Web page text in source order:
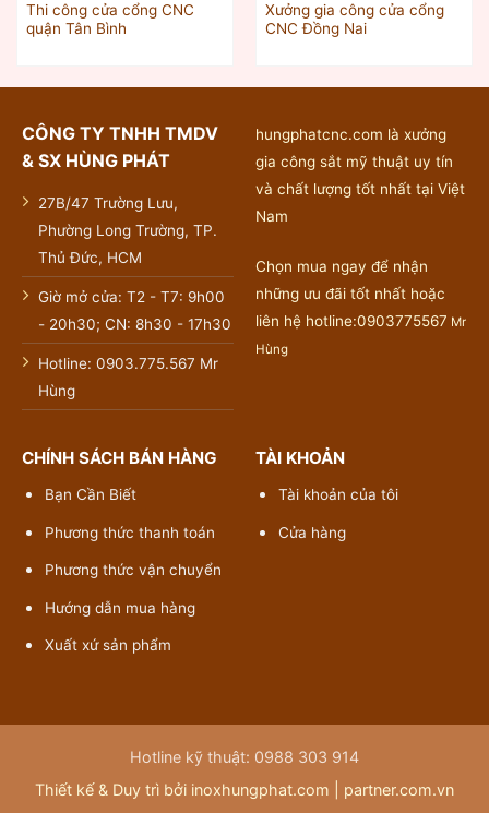
Thi công cửa cổng CNC
quận Tân Bình
Xưởng gia công cửa cổng
CNC Đồng Nai
CÔNG TY TNHH TMDV
& SX HÙNG PHÁT
27B/47 Trường Lưu,
Phường Long Trường, TP.
Thủ Đức, HCM
Giờ mở cửa: T2 - T7: 9h00
- 20h30; CN: 8h30 - 17h30
Hotline: 0903.775.567 Mr
Hùng
hungphatcnc.com là xưởng
gia công sắt mỹ thuật uy tín
và chất lượng tốt nhất tại Việt
Nam
Chọn mua ngay để nhận
những ưu đãi tốt nhất hoặc
liên hệ hotline:0903775567 Mr
Hùng
CHÍNH SÁCH BÁN HÀNG
Bạn Cần Biết
Phương thức thanh toán
Phương thức vận chuyển
Hướng dẫn mua hàng
Xuất xứ sản phẩm
TÀI KHOẢN
Tài khoản của tôi
Cửa hàng
Hotline kỹ thuật: 0988 303 914
Thiết kế & Duy trì bởi inoxhungphat.com | partner.com.vn